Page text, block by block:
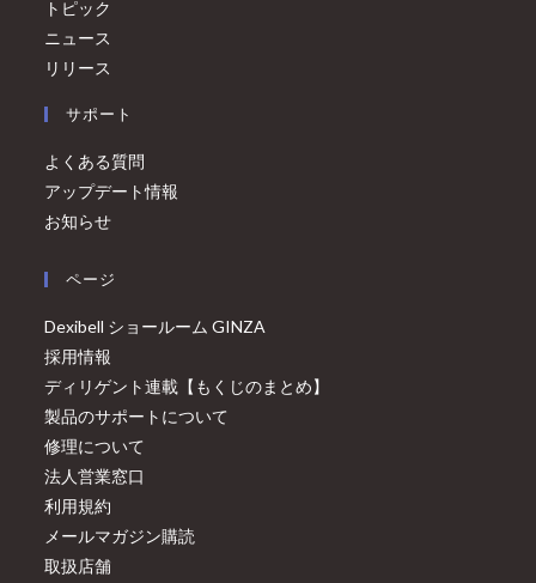
トピック
ニュース
リリース
サポート
よくある質問
アップデート情報
お知らせ
ページ
Dexibell ショールーム GINZA
採用情報
ディリゲント連載【もくじのまとめ】
製品のサポートについて
修理について
法人営業窓口
利用規約
メールマガジン購読
取扱店舗